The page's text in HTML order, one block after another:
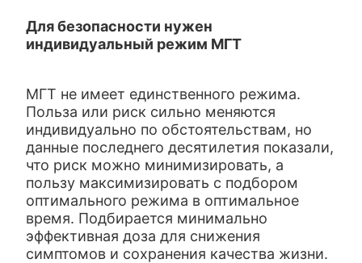
Для безопасности нужен
индивидуальный режим МГТ
МГТ не имеет единственного режима.
Польза или риск сильно меняются
индивидуально по обстоятельствам, но
данные последнего десятилетия показали,
что риск можно минимизировать, а
пользу максимизировать с подбором
оптимального режима в оптимальное
время. Подбирается минимально
эффективная доза для снижения
симптомов и сохранения качества жизни.